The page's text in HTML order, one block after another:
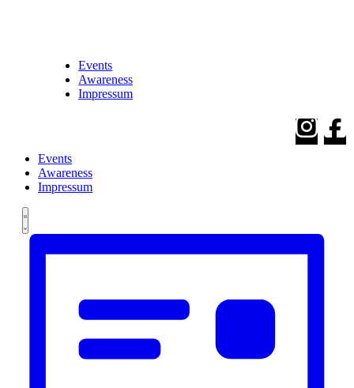
Events
Awareness
Impressum
Events
Awareness
Impressum
Veranstaltungen
Ansichten-
Navigation
Veranstaltung
Ansichten-
Liste